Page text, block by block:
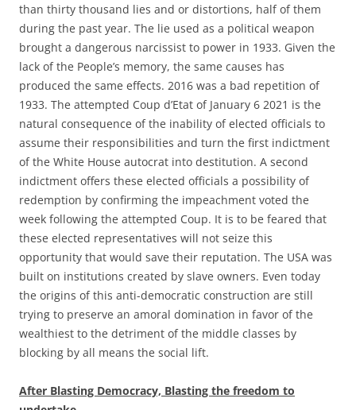
than thirty thousand lies and or distortions, half of them
during the past year. The lie used as a political weapon
brought a dangerous narcissist to power in 1933. Given the
lack of the People’s memory, the same causes has
produced the same effects. 2016 was a bad repetition of
1933. The attempted Coup d’Etat of January 6 2021 is the
natural consequence of the inability of elected officials to
assume their responsibilities and turn the first indictment
of the White House autocrat into destitution. A second
indictment offers these elected officials a possibility of
redemption by confirming the impeachment voted the
week following the attempted Coup. It is to be feared that
these elected representatives will not seize this
opportunity that would save their reputation. The USA was
built on institutions created by slave owners. Even today
the origins of this anti-democratic construction are still
trying to preserve an amoral domination in favor of the
wealthiest to the detriment of the middle classes by
blocking by all means the social lift.
After Blasting Democracy, Blasting the freedom to